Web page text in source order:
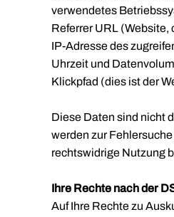
verwendetes
Referrer URL (Website,
IP-Adresse des
Uhrzeit und
Klickpfad (dies ist der
Diese Daten sind nicht
werden zur
rechtswidrige Nutzung
Ihre Rechte nach der
Auf Ihre Rechte zu